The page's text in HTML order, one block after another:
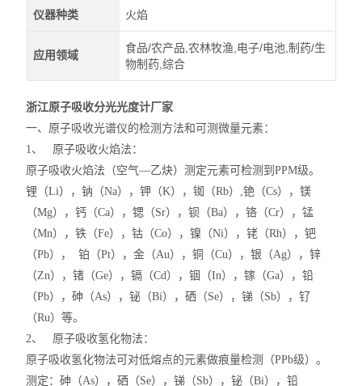
仪器种类 火焰
应用领域
食品/农产品,农林牧渔,电子/电池,制药/生
物制药,综合
浙江原子吸收分光光度计厂家
一、原子吸收光谱仪的检测方法和可测微量元素：
1、 原子吸收火焰法：
原子吸收火焰法（空气—乙炔）测定元素可检测到PPM级。
锂（Li），钠（Na），钾（K），铷（Rb）,铯（Cs），镁
（Mg），钙（Ca），锶（Sr），钡（Ba），铬（Cr），锰
（Mn），铁（Fe），钴（Co），镍（Ni），铑（Rh），钯
（Pb）， 铂（Pt），金（Au），铜（Cu），银（Ag），锌
（Zn），锗（Ge），镉（Cd），铟（In），镓（Ga），铅
（Pb），砷（As），铋（Bi），硒（Se），锑（Sb），钌
（Ru）等。
2、 原子吸收氢化物法：
原子吸收氢化物法可对低熔点的元素做痕量检测（PPb级）。
测定：砷（As），硒（Se），锑（Sb），铋（Bi），铅